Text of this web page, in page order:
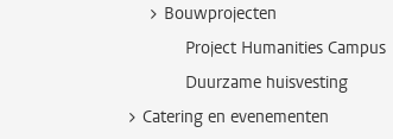
Bouwprojecten
Project Humanities Campus
Duurzame huisvesting
Catering en evenementen